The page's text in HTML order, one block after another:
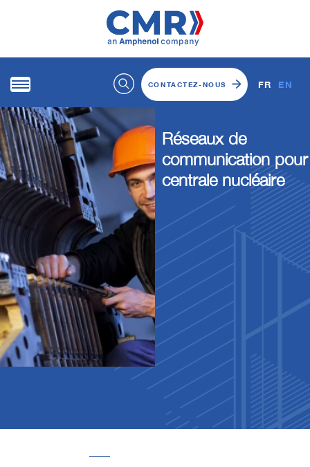
CONTACTEZ-NOUS FR EN
Réseaux de
communication pour
centrale nucléaire